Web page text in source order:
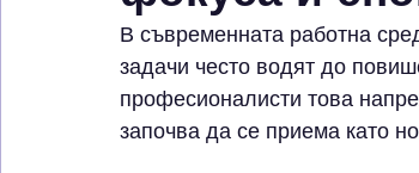
В съвременната работна
задачи често водят до
професионалисти това
започва да се приема като